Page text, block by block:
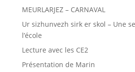
MEURLARJEZ – CARNAVAL
Ur sizhunvezh sirk er skol – Une
l’école
Lecture avec les CE2
Présentation de Marin